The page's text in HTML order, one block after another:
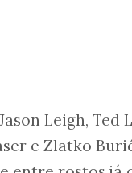
Leigh, Ted
e Zlatko